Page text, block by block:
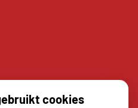
sportschool? Deze 7
cookies